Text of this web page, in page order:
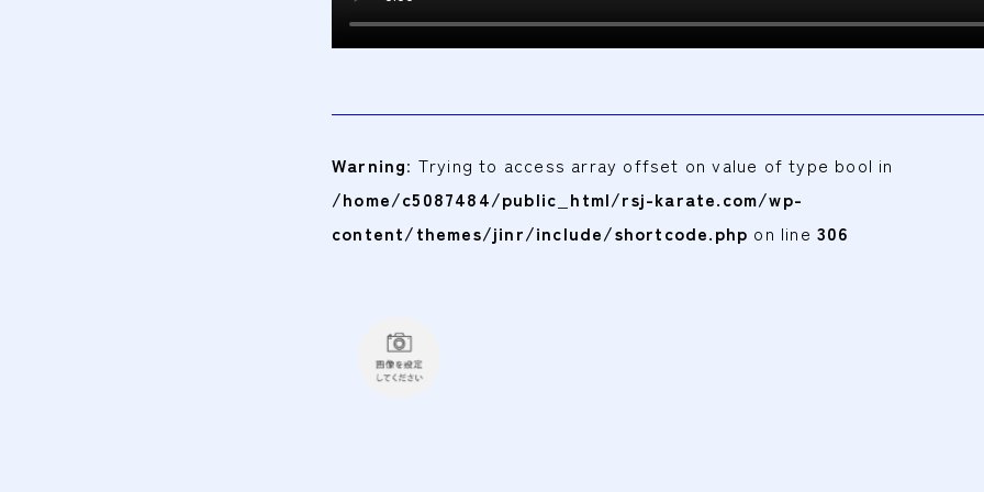
Warning: Trying to access array offset on value of type bool in
/home/c5087484/public_html/rsj-karate.com/wp-
content/themes/jinr/include/shortcode.php on line306